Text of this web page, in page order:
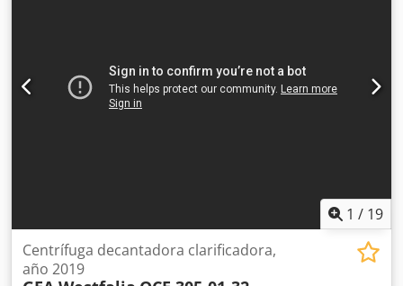
tornillo sin fin: Viscotherm Rododiff 10715, Hydraulics B/C
7.5 -16 Z HP Accesorios: Armario de control y un sistema
hidráulico Condición: Usado Precio: Bajo demanda
1 / 19
Centrífuga decantadora clarificadora,
año 2019